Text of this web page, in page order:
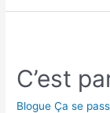
de
l’Est
C’est
Blogue Ça se